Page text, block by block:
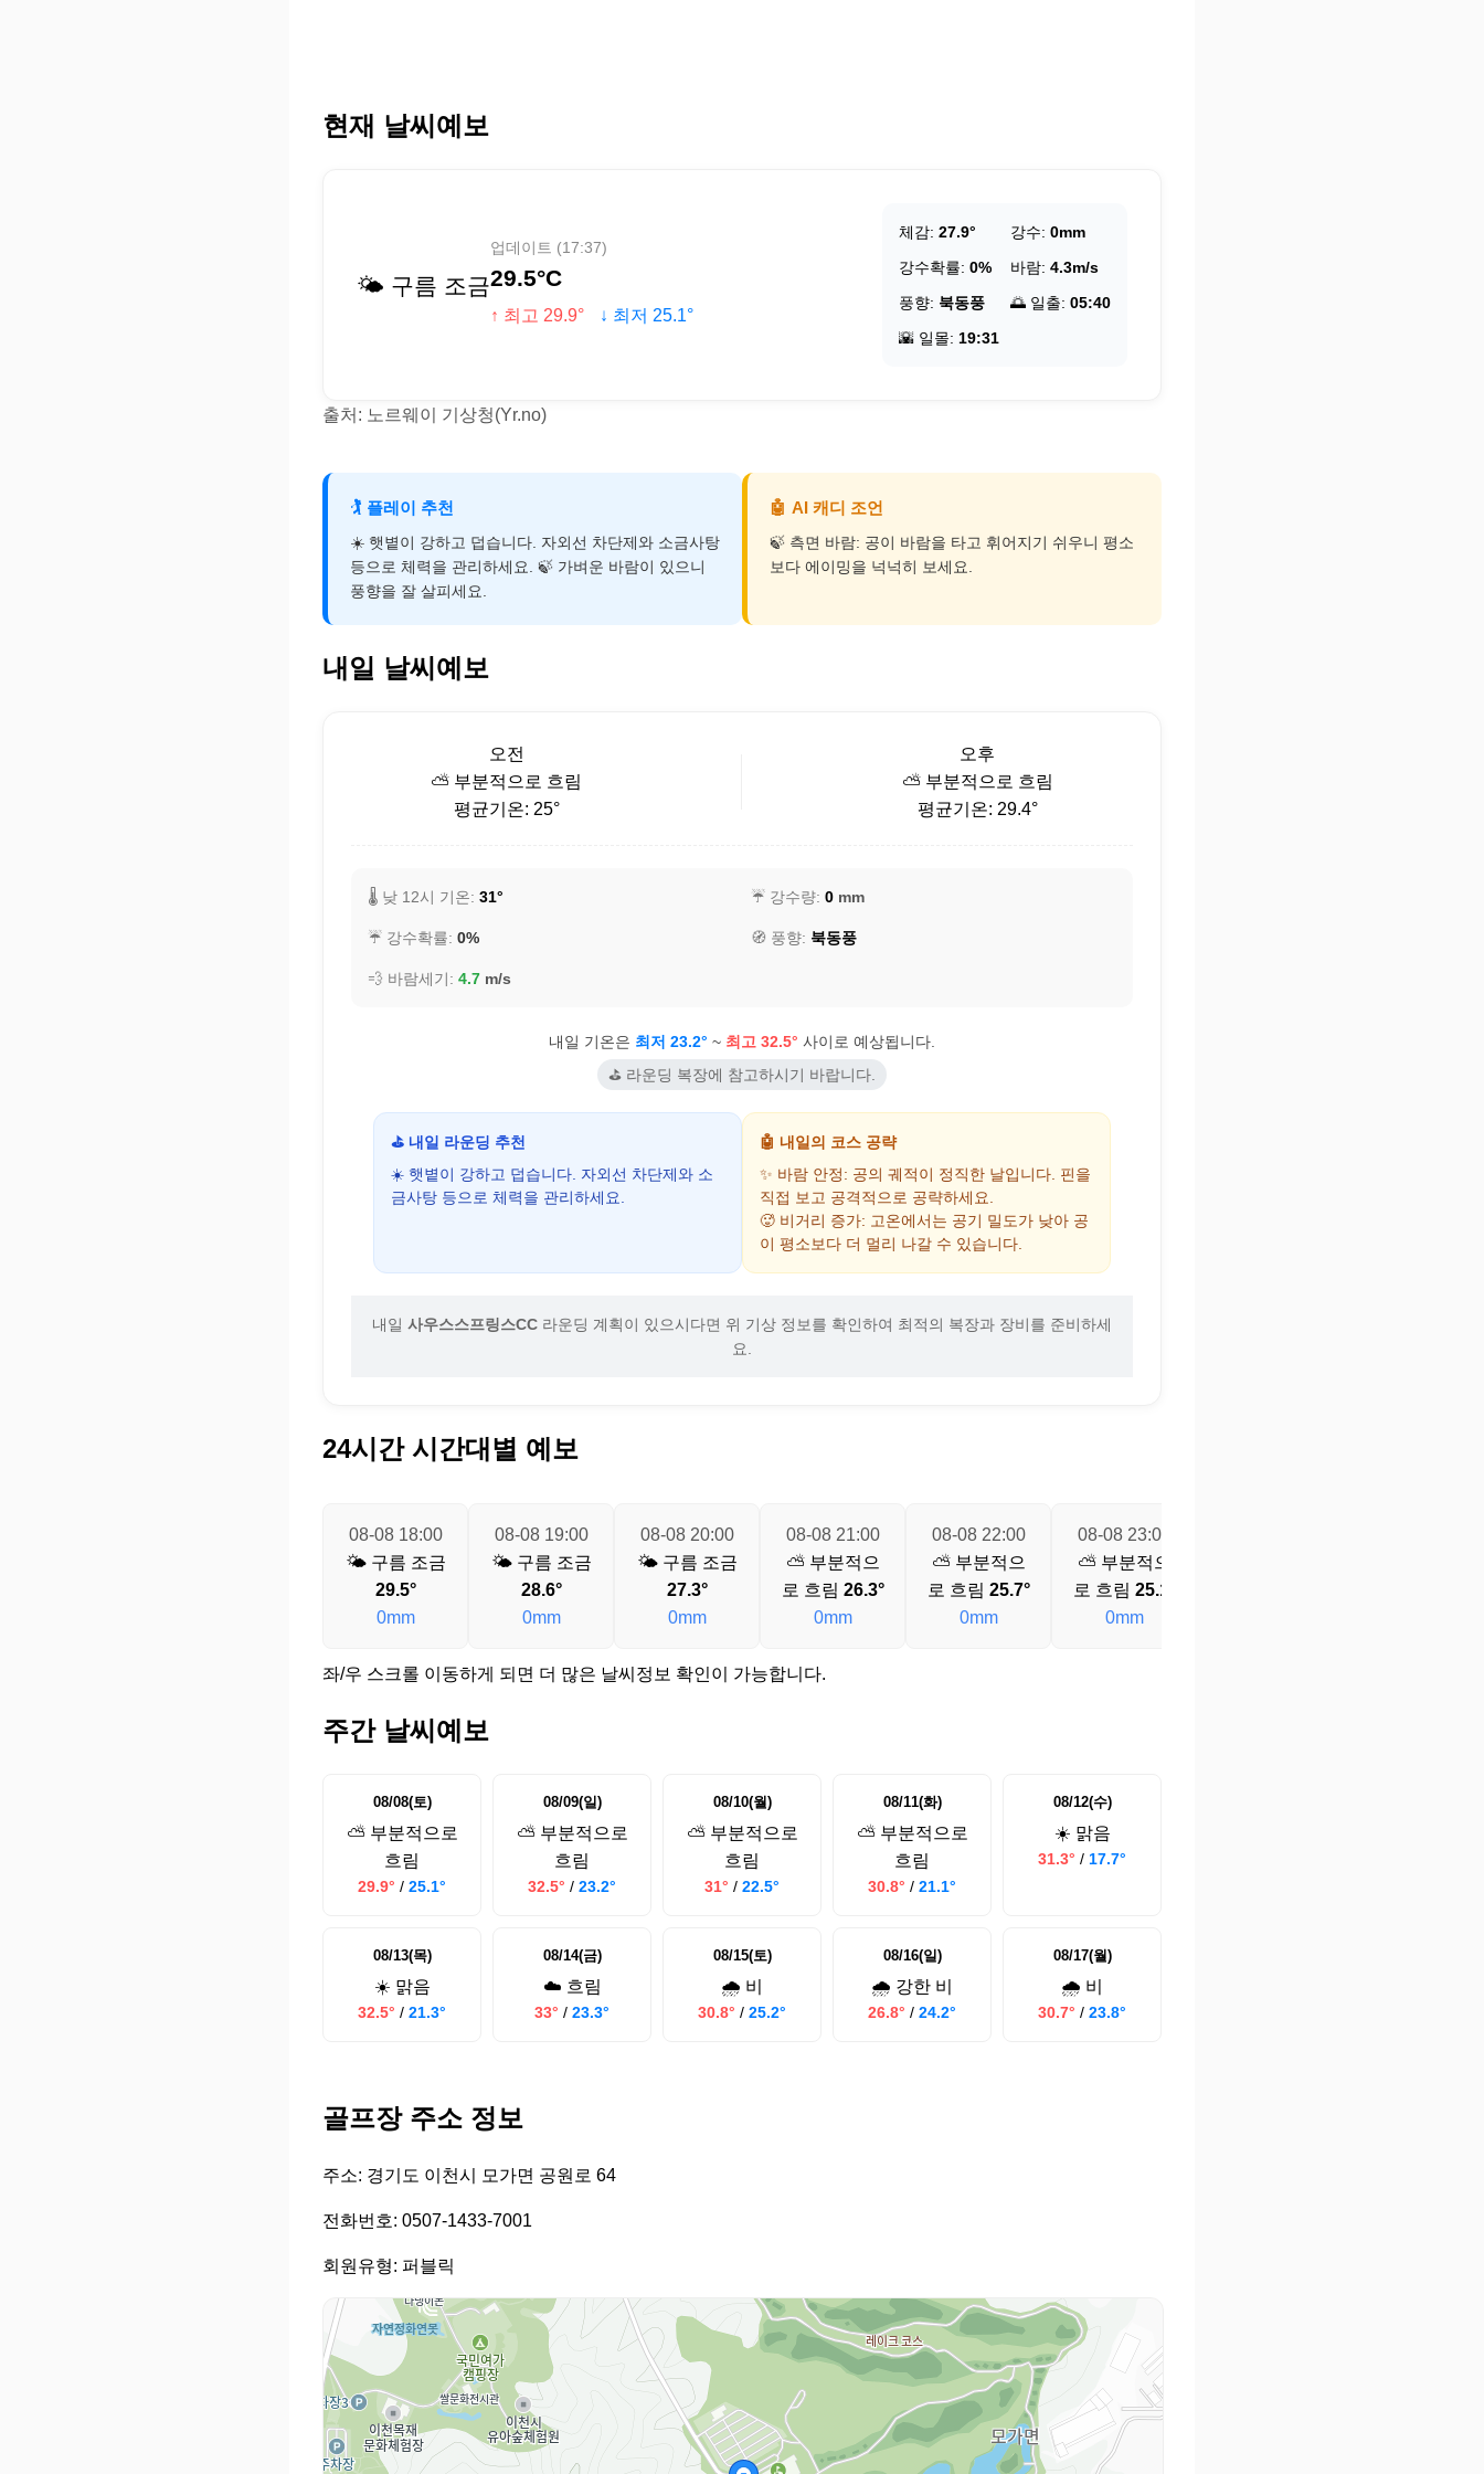
현재 날씨예보
🌤️ 구름 조금
업데이트 (17:37)
29.5°C
↑ 최고 29.9° ↓ 최저 25.1°
체감: 27.9° 강수: 0mm
강수확률: 0% 바람: 4.3m/s
풍향: 북동풍 🌅 일출: 05:40
🌇 일몰: 19:31
출처: 노르웨이 기상청(Yr.no)
🏌️ 플레이 추천
☀️ 햇볕이 강하고 덥습니다. 자외선 차단제와 소금사탕
등으로 체력을 관리하세요. 🍃 가벼운 바람이 있으니
풍향을 잘 살피세요.
🤖 AI 캐디 조언
🍃 측면 바람: 공이 바람을 타고 휘어지기 쉬우니 평소
보다 에이밍을 넉넉히 보세요.
내일 날씨예보
오전
⛅ 부분적으로 흐림
평균기온: 25°
오후
⛅ 부분적으로 흐림
평균기온: 29.4°
🌡️ 낮 12시 기온: 31° ☔ 강수량: 0 mm
☔ 강수확률: 0% 🧭 풍향: 북동풍
💨 바람세기: 4.7 m/s
내일 기온은 최저 23.2° ~ 최고 32.5° 사이로 예상됩니다.
⛳ 라운딩 복장에 참고하시기 바랍니다.
⛳ 내일 라운딩 추천
☀️ 햇볕이 강하고 덥습니다. 자외선 차단제와 소
금사탕 등으로 체력을 관리하세요.
🤖 내일의 코스 공략
✨ 바람 안정: 공의 궤적이 정직한 날입니다. 핀을
직접 보고 공격적으로 공략하세요.
🥵 비거리 증가: 고온에서는 공기 밀도가 낮아 공
이 평소보다 더 멀리 나갈 수 있습니다.
내일 사우스스프링스CC 라운딩 계획이 있으시다면 위 기상 정보를 확인하여 최적의 복장과 장비를 준비하세
요.
24시간 시간대별 예보
08-08 18:00
🌤️ 구름 조금
29.5°
0mm
08-08 19:00
🌤️ 구름 조금
28.6°
0mm
08-08 20:00
🌤️ 구름 조금
27.3°
0mm
08-08 21:00
⛅ 부분적으
로 흐림 26.3°
0mm
08-08 22:00
⛅ 부분적으
로 흐림 25.7°
0mm
08-08 23:00
⛅ 부분적으
로 흐림 25.1°
0mm
좌/우 스크롤 이동하게 되면 더 많은 날씨정보 확인이 가능합니다.
주간 날씨예보
08/08(토)
⛅ 부분적으로
흐림
29.9° / 25.1°
08/09(일)
⛅ 부분적으로
흐림
32.5° / 23.2°
08/10(월)
⛅ 부분적으로
흐림
31° / 22.5°
08/11(화)
⛅ 부분적으로
흐림
30.8° / 21.1°
08/12(수)
☀️ 맑음
31.3° / 17.7°
08/13(목)
☀️ 맑음
32.5° / 21.3°
08/14(금)
☁️ 흐림
33° / 23.3°
08/15(토)
🌧️ 비
30.8° / 25.2°
08/16(일)
🌧️ 강한 비
26.8° / 24.2°
08/17(월)
🌧️ 비
30.7° / 23.8°
골프장 주소 정보
주소: 경기도 이천시 모가면 공원로 64
전화번호: 0507-1433-7001
회원유형: 퍼블릭